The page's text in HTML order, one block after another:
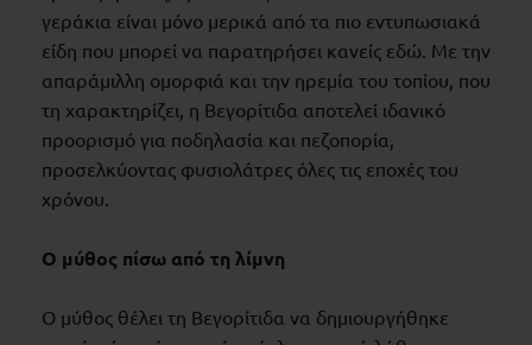
γεράκια είναι μόνο μερικά από τα πιο εντυπωσιακά
είδη που μπορεί να παρατηρήσει κανείς εδώ. Με την
απαράμιλλη ομορφιά και την ηρεμία του τοπίου, που
τη χαρακτηρίζει, η Βεγορίτιδα αποτελεί ιδανικό
προορισμό για ποδηλασία και πεζοπορία,
προσελκύοντας φυσιολάτρες όλες τις εποχές του
χρόνου.
Ο μύθος πίσω από τη λίμνη
Ο μύθος θέλει τη Βεγορίτιδα να δημιουργήθηκε